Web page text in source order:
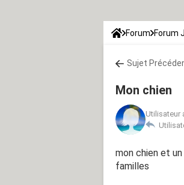
Forum Forum
Sujet
Mon chien
Utilisateur
mon chien et
familles